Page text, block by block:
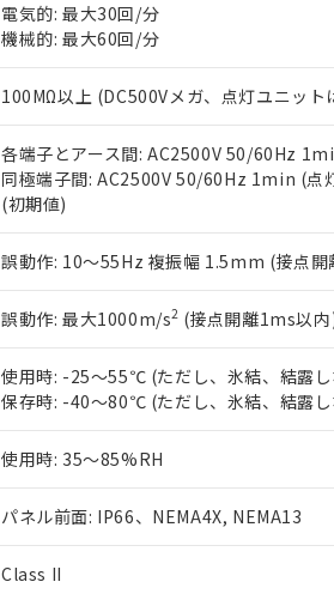
電気的: 最大30回/分
機械的: 最大60回/分
100MΩ以上 (DC500Vメガ、点灯ユニット
各端子とアース間: AC2500V 50/60Hz
同極端子間: AC2500V 50/60Hz 1min (点
(初期値)
誤動作: 10～55Hz 複振幅 1.5mm (接点
誤動作: 最大1000m/s2 (接点開離1ms以
使用時: -25～55℃ (ただし、氷結、結露
保存時: -40～80℃ (ただし、氷結、結露
使用時: 35～85%RH
パネル前面: IP66、NEMA4X, NEMA13
Class II
いる法人を指します。
EU RoHS指令（10物質）の非含有証明
51物質の非含有証明書（当社基準）
※本証明書は発行日時点で非含有を証
また、RoHS指令のフタル酸エステル
混在することから備考欄に対応日を記
既に当社にて対応品への在庫切替を
り割愛しております。